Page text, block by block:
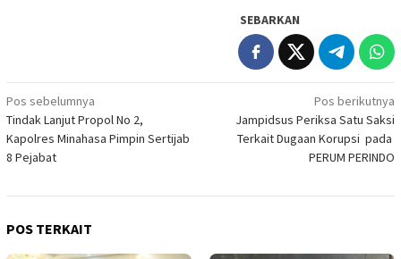
SEBARKAN
Navigasi
pos
Pos sebelumnya
Tindak Lanjut Propol No 2,
Kapolres Minahasa Pimpin Sertijab
8 Pejabat
Pos berikutnya
Jampidsus Periksa Satu Saksi
Terkait Dugaan Korupsi pada
PERUM PERINDO
POS TERKAIT